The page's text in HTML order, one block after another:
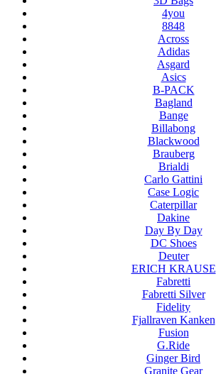
4you
8848
Across
Adidas
Asgard
Asics
B-PACK
Bagland
Bange
Billabong
Blackwood
Brauberg
Brialdi
Carlo Gattini
Case Logic
Caterpillar
Dakine
Day By Day
DC Shoes
Deuter
ERICH KRAUSE
Fabretti
Fabretti Silver
Fidelity
Fjallraven Kanken
Fusion
G.Ride
Ginger Bird
Granite Gear